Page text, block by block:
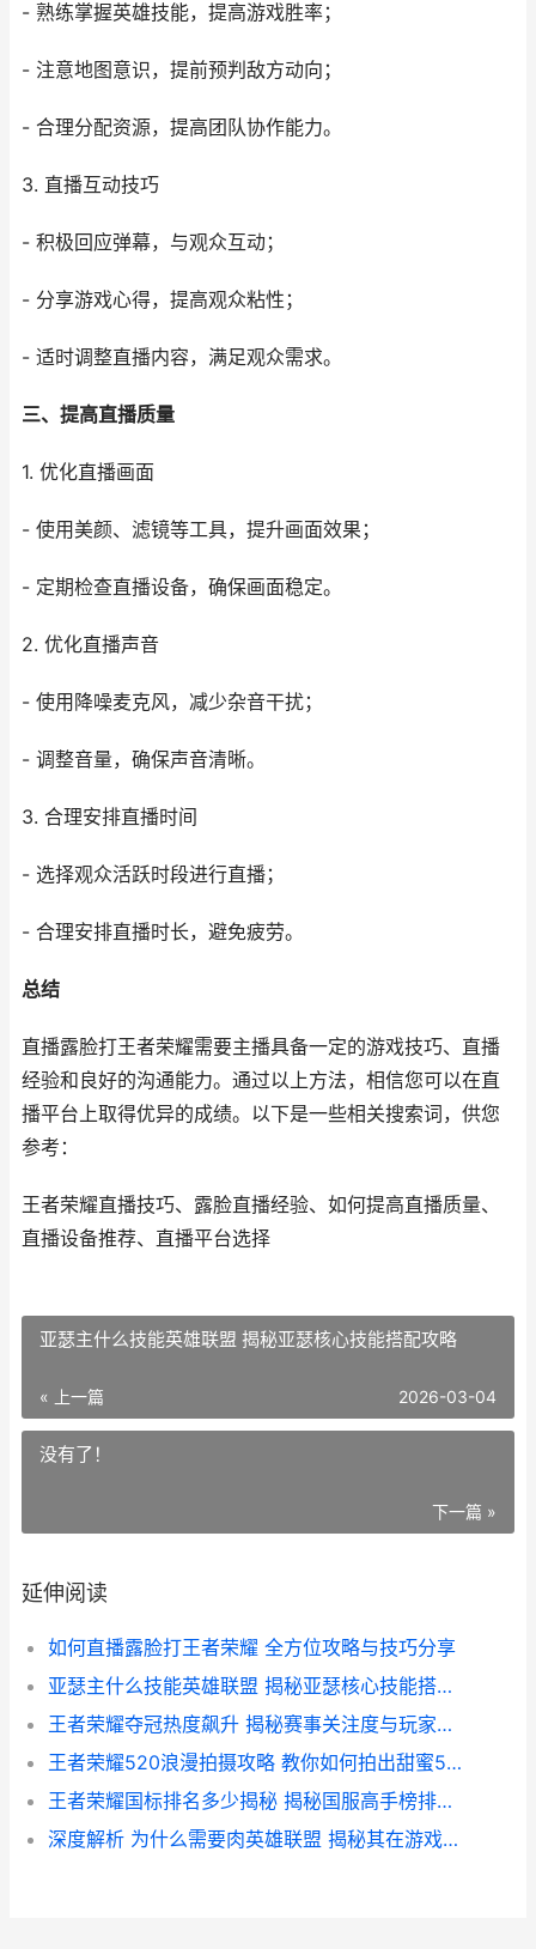
- 熟练掌握英雄技能，提高游戏胜率；
- 注意地图意识，提前预判敌方动向；
- 合理分配资源，提高团队协作能力。
3. 直播互动技巧
- 积极回应弹幕，与观众互动；
- 分享游戏心得，提高观众粘性；
- 适时调整直播内容，满足观众需求。
三、提高直播质量
1. 优化直播画面
- 使用美颜、滤镜等工具，提升画面效果；
- 定期检查直播设备，确保画面稳定。
2. 优化直播声音
- 使用降噪麦克风，减少杂音干扰；
- 调整音量，确保声音清晰。
3. 合理安排直播时间
- 选择观众活跃时段进行直播；
- 合理安排直播时长，避免疲劳。
总结
直播露脸打王者荣耀需要主播具备一定的游戏技巧、直播
经验和良好的沟通能力。通过以上方法，相信您可以在直
播平台上取得优异的成绩。以下是一些相关搜索词，供您
参考：
王者荣耀直播技巧、露脸直播经验、如何提高直播质量、
直播设备推荐、直播平台选择
亚瑟主什么技能英雄联盟 揭秘亚瑟核心技能搭配攻略
« 上一篇 2026-03-04
没有了！
下一篇 »
延伸阅读
如何直播露脸打王者荣耀 全方位攻略与技巧分享
亚瑟主什么技能英雄联盟 揭秘亚瑟核心技能搭配攻略
王者荣耀夺冠热度飙升 揭秘赛事关注度与玩家热情
王者荣耀520浪漫拍摄攻略 教你如何拍出甜蜜520照片
王者荣耀国标排名多少揭秘 揭秘国服高手榜排名之谜
深度解析 为什么需要肉英雄联盟 揭秘其在游戏中的关键作用